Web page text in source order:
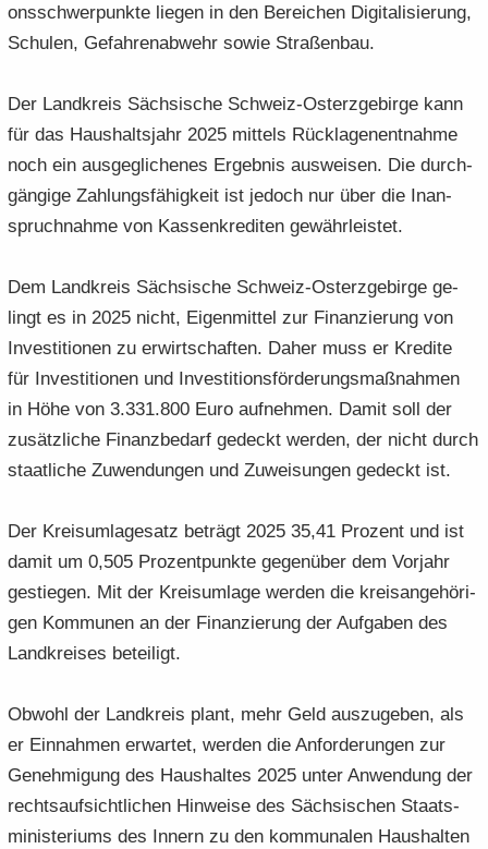
ons­schwer­punk­te lie­gen in den Be­rei­chen Di­gi­ta­li­sie­rung,
Schu­len, Ge­fah­ren­ab­wehr sowie Stra­ßen­bau.
Der Land­kreis Säch­si­sche Schweiz-​Osterzgebirge kann
für das Haus­halts­jahr 2025 mit­tels Rück­la­gen­ent­nah­me
noch ein aus­ge­gli­che­nes Er­geb­nis aus­wei­sen. Die durch­
gän­gi­ge Zah­lungs­fä­hig­keit ist je­doch nur über die In­an­
spruch­nah­me von Kas­sen­kre­di­ten ge­währ­leis­tet.
Dem Land­kreis Säch­si­sche Schweiz-​Osterzgebirge ge­
lingt es in 2025 nicht, Ei­gen­mit­tel zur Fi­nan­zie­rung von
In­ves­ti­tio­nen zu er­wirt­schaf­ten. Daher muss er Kre­di­te
für In­ves­ti­tio­nen und In­ves­ti­ti­ons­för­de­rungs­maß­nah­men
in Höhe von 3.331.800 Euro auf­neh­men. Damit soll der
zu­sätz­li­che Fi­nanz­be­darf ge­deckt wer­den, der nicht durch
staat­li­che Zu­wen­dun­gen und Zu­wei­sun­gen ge­deckt ist.
Der Kreis­um­la­ge­satz be­trägt 2025 35,41 Pro­zent und ist
damit um 0,505 Pro­zent­punk­te ge­gen­über dem Vor­jahr
ge­stie­gen. Mit der Kreis­um­la­ge wer­den die kreis­an­ge­hö­ri­
gen Kom­mu­nen an der Fi­nan­zie­rung der Auf­ga­ben des
Land­krei­ses be­tei­ligt.
Ob­wohl der Land­kreis plant, mehr Geld aus­zu­ge­ben, als
er Ein­nah­men er­war­tet, wer­den die An­for­de­run­gen zur
Ge­neh­mi­gung des Haus­hal­tes 2025 unter An­wen­dung der
rechts­auf­sicht­li­chen Hin­wei­se des Säch­si­schen Staats­
mi­nis­te­ri­ums des In­nern zu den kom­mu­na­len Haus­hal­ten